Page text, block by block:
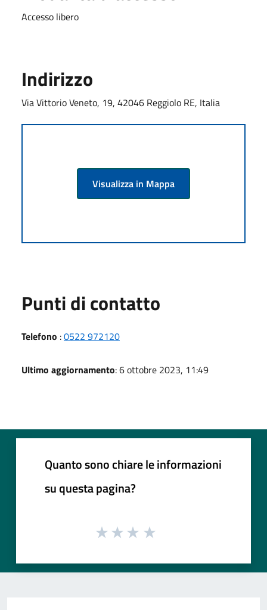
Accesso libero
Indirizzo
Via Vittorio Veneto, 19, 42046 Reggiolo RE, Italia
Visualizza in Mappa
Punti di contatto
Telefono :0522 972120
Ultimo aggiornamento: 6 ottobre 2023, 11:49
Quanto sono chiare le informazioni
su questa pagina?